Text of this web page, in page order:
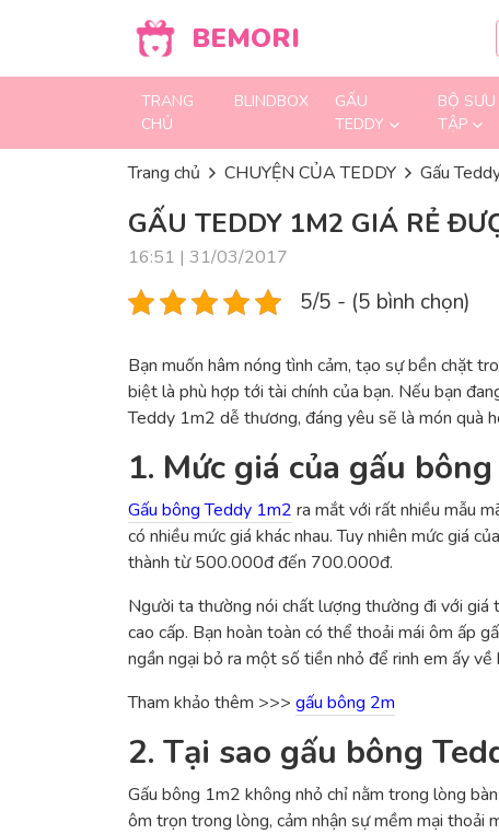
BEMORI
TRANG
CHỦ
BLINDBOX
GẤU
TEDDY
BỘ SƯU
TẬP
Trang chủ CHUYỆN CỦA TEDDY Gấu
GẤU TEDDY 1M2 GIÁ RẺ
16:51 | 31/03/2017
5/5 - (5 bình chọn)
Bạn muốn hâm nóng tình cảm, tạo sự bền chặt
biệt là phù hợp tới tài chính của bạn. Nếu bạn
Teddy 1m2 dễ thương, đáng yêu sẽ là món quà
1. Mức giá của gấu
Gấu bông Teddy 1m2 ra mắt với rất nhiều mẫu
có nhiều mức giá khác nhau. Tuy nhiên mức giá
thành từ 500.000đ đến 700.000đ.
Người ta thường nói chất lượng thường đi với giá
cao cấp. Bạn hoàn toàn có thể thoải mái ôm ấp
ngần ngại bỏ ra một số tiền nhỏ để rinh em ấy về
Tham khảo thêm >>> gấu bông 2m
2. Tại sao gấu bông
Gấu bông 1m2 không nhỏ chỉ nằm trong lòng
ôm trọn trong lòng, cảm nhận sự mềm mại thoải